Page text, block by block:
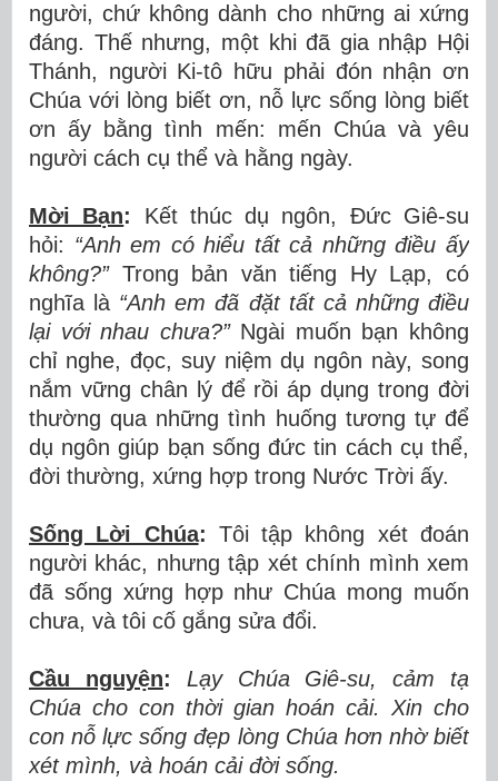
người, chứ không dành cho những ai xứng
đáng. Thế nhưng, một khi đã gia nhập Hội
Thánh, người Ki-tô hữu phải đón nhận ơn
Chúa với lòng biết ơn, nỗ lực sống lòng biết
ơn ấy bằng tình mến: mến Chúa và yêu
người cách cụ thể và hằng ngày.
Mời Bạn:
Kết thúc dụ ngôn, Đức Giê-su
hỏi: “Anh em có hiểu tất cả những điều ấy
không?”Trong bản văn tiếng Hy Lạp, có
nghĩa là “Anh em đã đặt tất cả những điều
lại với nhau chưa?”Ngài muốn bạn không
chỉ nghe, đọc, suy niệm dụ ngôn này, song
nắm vững chân lý để rồi áp dụng trong đời
thường qua những tình huống tương tự để
dụ ngôn giúp bạn sống đức tin cách cụ thể,
đời thường, xứng hợp trong Nước Trời ấy.
Sống Lời Chúa: Tôi tập không xét đoán
người khác, nhưng tập xét chính mình xem
đã sống xứng hợp như Chúa mong muốn
chưa, và tôi cố gắng sửa đổi.
Cầu nguyện: Lạy Chúa Giê-su, cảm tạ
Chúa cho con thời gian hoán cải. Xin cho
con nỗ lực sống đẹp lòng Chúa hơn nhờ biết
xét mình, và hoán cải đời sống.